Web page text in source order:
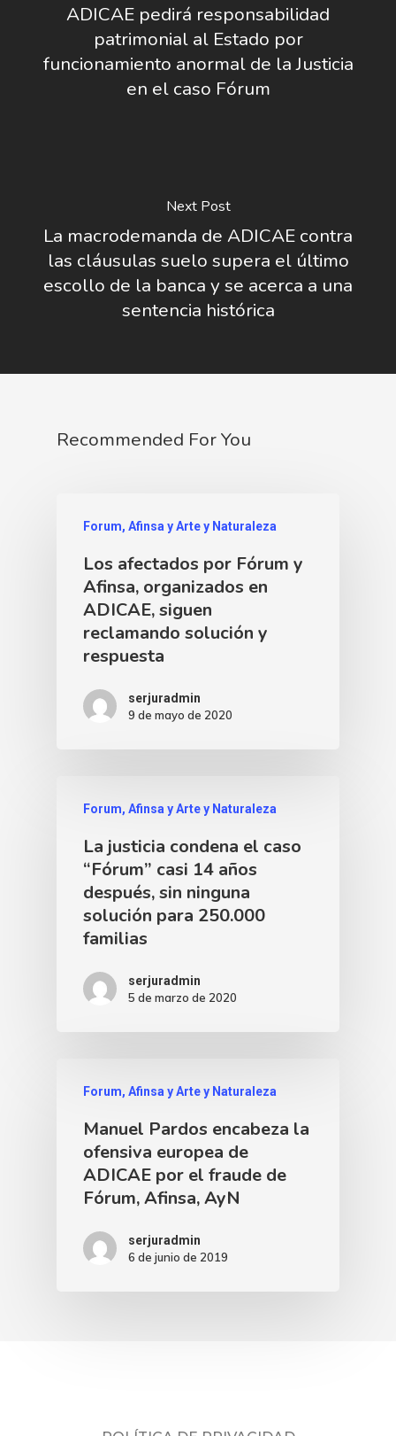
ADICAE pedirá responsabilidad
patrimonial al Estado por
funcionamiento anormal de la Justicia
en el caso Fórum
Next Post
La macrodemanda de ADICAE contra
las cláusulas suelo supera el último
escollo de la banca y se acerca a una
sentencia histórica
Recommended For You
Forum, Afinsa y Arte y Naturaleza
Los afectados por Fórum y
Afinsa, organizados en
ADICAE, siguen
reclamando solución y
respuesta
serjuradmin
9 de mayo de 2020
Forum, Afinsa y Arte y Naturaleza
La justicia condena el caso
“Fórum” casi 14 años
después, sin ninguna
solución para 250.000
familias
serjuradmin
5 de marzo de 2020
Forum, Afinsa y Arte y Naturaleza
Manuel Pardos encabeza la
ofensiva europea de
ADICAE por el fraude de
Fórum, Afinsa, AyN
serjuradmin
6 de junio de 2019